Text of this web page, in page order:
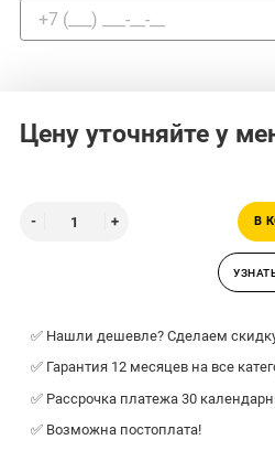
Цену уточняйте у
В
✅ Нашли дешевле? Сделаем
✅ Гарантия 12 месяцев на все
✅ Рассрочка платежа 30
✅ Возможна постоплата!